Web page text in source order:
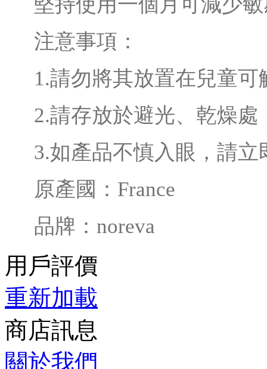
注意事項：
1.請勿將其放置在兒童可
2.請存放於避光、乾燥處
3.如產品不慎入眼，請
原產國：France
品牌：noreva
用戶評價
重新加載
商店訊息
關於我們